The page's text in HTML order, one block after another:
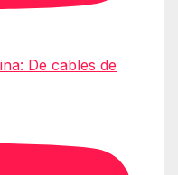
De cables de